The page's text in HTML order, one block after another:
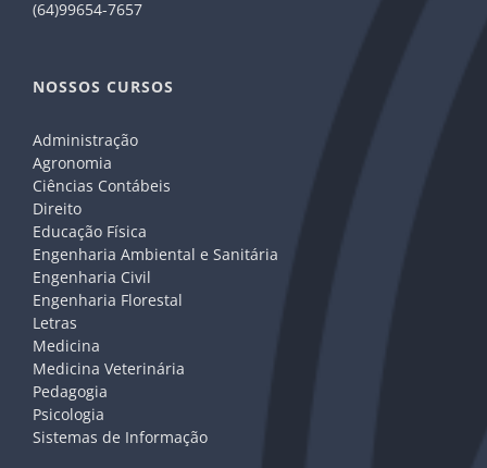
(64)99654-7657
NOSSOS CURSOS
Administração
Agronomia
Ciências Contábeis
Direito
Educação Física
Engenharia Ambiental e Sanitária
Engenharia Civil
Engenharia Florestal
Letras
Medicina
Medicina Veterinária
Pedagogia
Psicologia
Sistemas de Informação